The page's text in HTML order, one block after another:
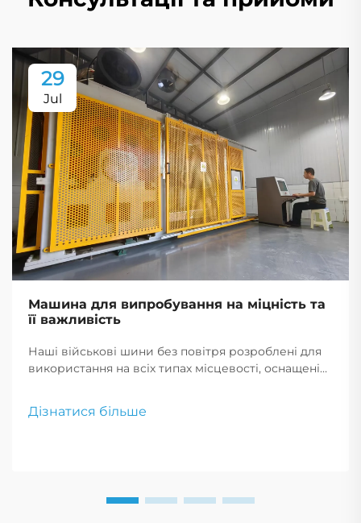
29
Jul
Машина для випробування на міцність та
її важливість
Наші військові шини без повітря розроблені для
використання на всіх типах місцевості, оснащені
міцністю забезпечують максимальну надійність та
Дізнатися більше